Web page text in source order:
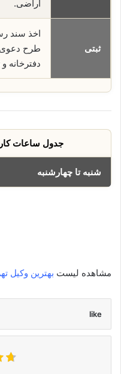
اراضی.
ثبتی
اخذ سند
طرح دعوی
دفترخانه
جدول ساعات
شنبه تا چهارشنبه
مشاهده لیست بهترین وکیل
like